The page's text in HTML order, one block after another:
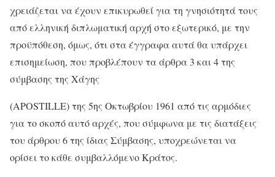
χρειάζεται να έχουν επικυρωθεί για τη γνησιότητά τους
από ελληνική διπλωματική αρχή στο εξωτερικό, με την
προϋπόθεση, όμως, ότι στα έγγραφα αυτά θα υπάρχει
επισημείωση, που προβλέπουν τα άρθρα 3 και 4 της
σύμβασης της Χάγης
(APOSTILLE) της 5ης Οκτωβρίου 1961 από τις αρμόδιες
για το σκοπό αυτό αρχές, που σύμφωνα με τις διατάξεις
του άρθρου 6 της ίδιας Σύμβασης, υποχρεώνεται να
ορίσει το κάθε συμβαλλόμενο Κράτος.